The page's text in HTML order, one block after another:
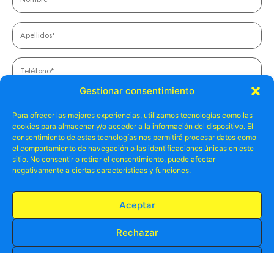
Gestionar consentimiento
Para ofrecer las mejores experiencias, utilizamos tecnologías como las
cookies para almacenar y/o acceder a la información del dispositivo. El
consentimiento de estas tecnologías nos permitirá procesar datos como
el comportamiento de navegación o las identificaciones únicas en este
sitio. No consentir o retirar el consentimiento, puede afectar
negativamente a ciertas características y funciones.
Aceptar
Rechazar
Número de personas*